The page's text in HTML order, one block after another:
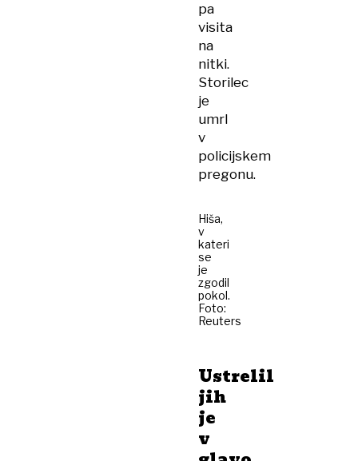
pa
visita
na
nitki.
Storilec
je
umrl
v
policijskem
pregonu.
Hiša,
v
kateri
se
je
zgodil
pokol.
Foto:
Reuters
Ustrelil
jih
je
v